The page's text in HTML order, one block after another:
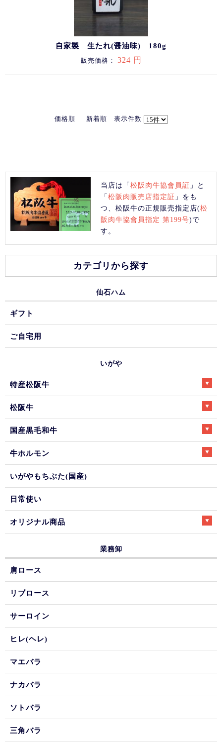
自家製 生たれ(醤油味) 180g
販売価格： 324 円
価格順 新着順 表示件数
当店は「松阪肉牛協會員証 」と
「松阪肉販売店指定証 」をも
つ、松阪牛の正規販売指定店(松
阪肉牛協會員指定 第199号)で
す。
カテゴリから探す
仙石ハム
ギフト
ご自宅用
いがや
特産松阪牛
松阪牛
国産黒毛和牛
牛ホルモン
いがやもちぶた(国産)
日常使い
オリジナル商品
業務卸
肩ロース
リブロース
サーロイン
ヒレ(ヘレ)
マエバラ
ナカバラ
ソトバラ
三角バラ